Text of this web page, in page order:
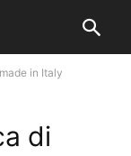
in Italy
di